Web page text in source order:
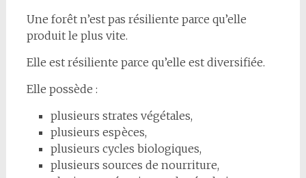
Une forêt n’est pas résiliente parce qu’elle
produit le plus vite.
Elle est résiliente parce qu’elle est diversifiée.
Elle possède :
plusieurs strates végétales,
plusieurs espèces,
plusieurs cycles biologiques,
plusieurs sources de nourriture,